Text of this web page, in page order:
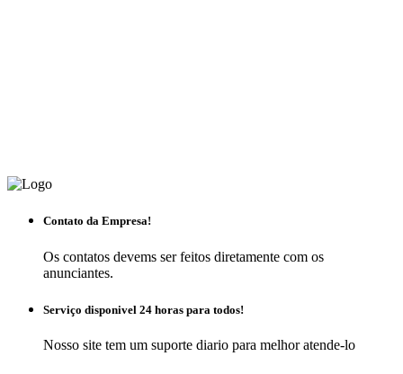
Contato da Empresa!
Os contatos devems ser feitos diretamente com os
anunciantes.
Serviço disponivel 24 horas para todos!
Nosso site tem um suporte diario para melhor atende-lo